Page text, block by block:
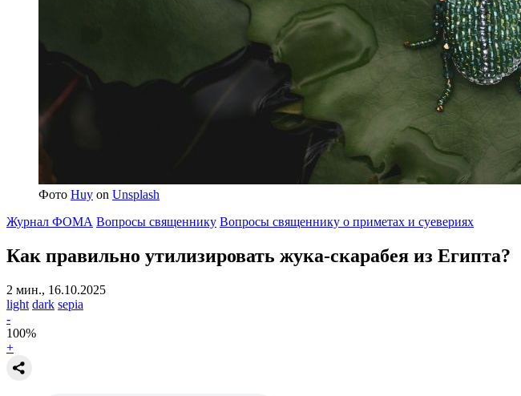
Фото Huy on Unsplash
Журнал ФОМА Вопросы священнику Вопросы священнику о приметах и суевериях
Как правильно утилизировать жука-скарабея из Египта?
2 мин., 16.10.2025
light dark sepia
-
100%
+